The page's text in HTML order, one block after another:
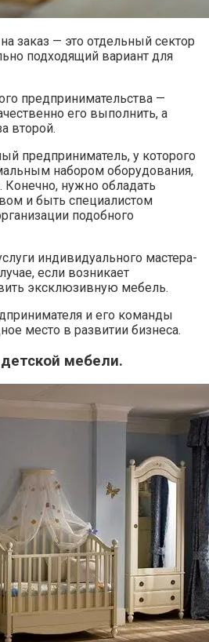
заказ — это отдельный сектор
подходящий вариант для
предпринимательства —
его выполнить, а
второй.
предприниматель, у которого
набором оборудования,
Конечно, нужно обладать
и быть специалистом
подобного
индивидуального мастера-
если возникает
эксклюзивную мебель.
и его команды
место в развитии бизнеса.
мебели.